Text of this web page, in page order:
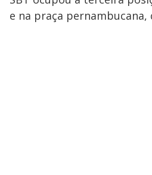
e na praça pernambucana,